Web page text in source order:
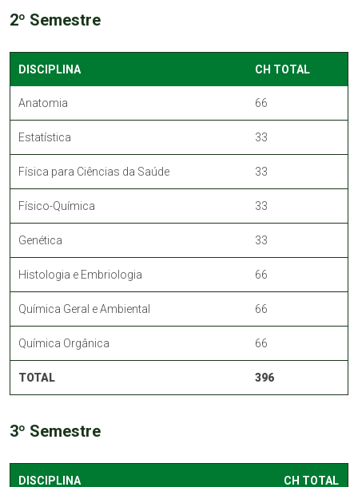
2º Semestre
DISCIPLINA CH TOTAL
Anatomia 66
Estatística 33
Física para Ciências da Saúde 33
Físico-Química 33
Genética 33
Histologia e Embriologia 66
Química Geral e Ambiental 66
Química Orgânica 66
TOTAL 396
3º Semestre
DISCIPLINA CH TOTAL